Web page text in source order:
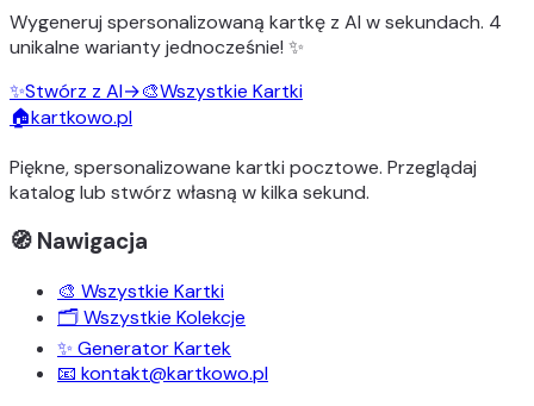
Wygeneruj spersonalizowaną kartkę z AI w sekundach. 4
unikalne wariantyjednocześnie! ✨
✨Stwórz z AI→🎨Wszystkie Kartki
🏠kartkowo.pl
Piękne, spersonalizowane kartki pocztowe. Przeglądaj
katalog lub stwórz własną w kilka sekund.
🧭 Nawigacja
🎨 Wszystkie Kartki
🗂️ Wszystkie Kolekcje
✨ Generator Kartek
📧 kontakt@kartkowo.pl